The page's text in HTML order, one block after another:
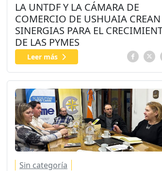
LA UNTDF Y LA CÁMARA DE
COMERCIO DE USHUAIA CREAN
SINERGIAS PARA EL
DE LAS PYMES
Leer más
Sin categoría